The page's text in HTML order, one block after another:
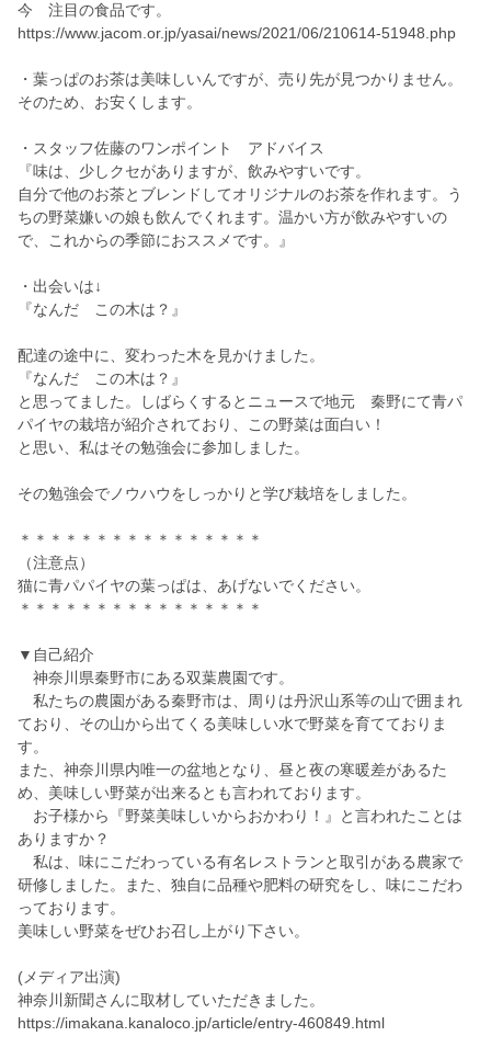
今 注目の食品です。
https://www.jacom.or.jp/yasai/news/2021/06/210614-51948.php
・葉っぱのお茶は美味しいんですが、売り先が見つかりません。
そのため、お安くします。
・スタッフ佐藤のワンポイント アドバイス
『味は、少しクセがありますが、飲みやすいです。
自分で他のお茶とブレンドしてオリジナルのお茶を作れます。う
ちの野菜嫌いの娘も飲んでくれます。温かい方が飲みやすいの
で、これからの季節におススメです。』
・出会いは↓
『なんだ この木は？』
配達の途中に、変わった木を見かけました。
『なんだ この木は？』
と思ってました。しばらくするとニュースで地元 秦野にて青パ
パイヤの栽培が紹介されており、この野菜は面白い！
と思い、私はその勉強会に参加しました。
その勉強会でノウハウをしっかりと学び栽培をしました。
＊＊＊＊＊＊＊＊＊＊＊＊＊＊＊＊
（注意点）
猫に青パパイヤの葉っぱは、あげないでください。
＊＊＊＊＊＊＊＊＊＊＊＊＊＊＊＊
▼自己紹介
神奈川県秦野市にある双葉農園です。
私たちの農園がある秦野市は、周りは丹沢山系等の山で囲まれ
ており、その山から出てくる美味しい水で野菜を育てておりま
す。
また、神奈川県内唯一の盆地となり、昼と夜の寒暖差があるた
め、美味しい野菜が出来るとも言われております。
お子様から『野菜美味しいからおかわり！』と言われたことは
ありますか？
私は、味にこだわっている有名レストランと取引がある農家で
研修しました。また、独自に品種や肥料の研究をし、味にこだわ
っております。
美味しい野菜をぜひお召し上がり下さい。
(メディア出演)
神奈川新聞さんに取材していただきました。
https://imakana.kanaloco.jp/article/entry-460849.html